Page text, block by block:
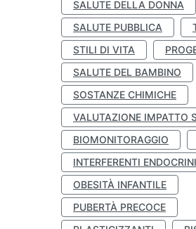
SALUTE DELLA DONNA
SALUTE PUBBLICA
STILI DI VITA
SALUTE DEL BAMBINO
SOSTANZE CHIMICHE
VALUTAZIONE IMPATTO
BIOMONITORAGGIO
INTERFERENTI ENDOCRINI
OBESITÀ INFANTILE
PUBERTÀ PRECOCE